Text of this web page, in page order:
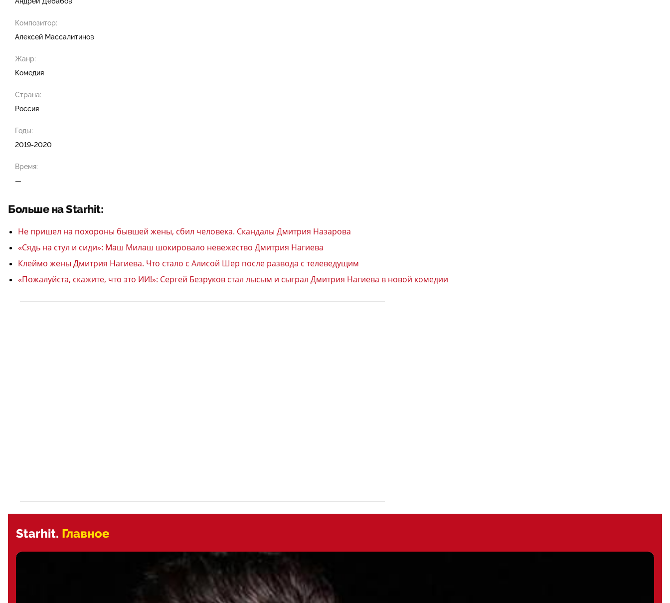
Композитор:
Алексей Массалитинов
Жанр:
Комедия
Страна:
Россия
Годы:
2019-2020
Время:
—
Больше на Starhit:
Не пришел на похороны бывшей жены, сбил человека. Скандалы Дмитрия Назарова
«Сядь на стул и сиди»: Маш Милаш шокировало невежество Дмитрия Нагиева
Клеймо жены Дмитрия Нагиева. Что стало с Алисой Шер после развода с телеведущим
«Пожалуйста, скажите, что это ИИ!»: Сергей Безруков стал лысым и сыграл Дмитрия Нагиева в новой комедии
Starhit. Главное